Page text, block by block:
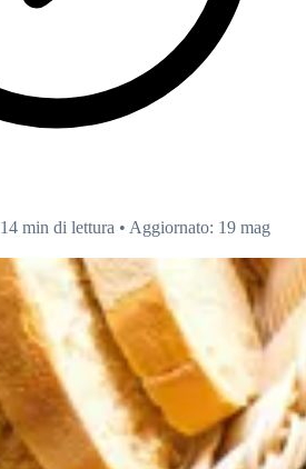
14 min di lettura • Aggiornato: 19 mag